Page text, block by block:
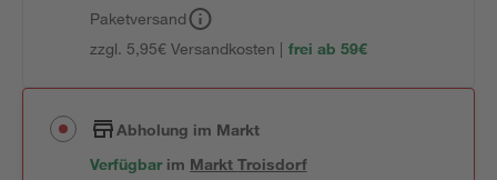
Paketversand
zzgl. 5,95€ Versandkosten | frei ab 59€
Abholung im Markt
Verfügbar im MarktTroisdorf